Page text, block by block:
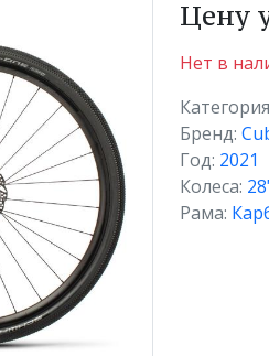
Цену
Нет в
Бренд:
Год: 2021
Колеса:
Рама: